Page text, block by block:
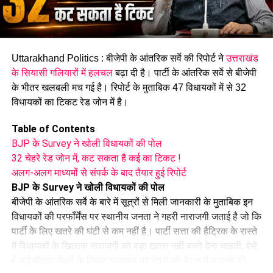
Uttarakhand Politics : बीजेपी के आंतरिक सर्वे की रिपोर्ट नेउत्तराखंड
के सियासी गलियारों में हलचलबढ़ा दी है। पार्टी के आंतरिक सर्वे से बीजेपी
के भीतर खलबली मच गई है। रिपोर्ट के मुताबिक 47 विधायकों में से 32
विधायकों का टिकट रेड जोन में है।
Table of Contents
BJP के Survey ने खोली विधायकों की पोल
32 चेहरे रेड जोन में, कट सकता है कई का टिकट !
अलग-अलग माध्यमों से संपर्क के बाद तैयार हुई रिपोर्ट
BJP के Survey ने खोली विधायकों की पोल
बीजेपी के आंतरिक सर्वे के बारे में सूत्रों से मिली जानकारी के मुताबिक इन
विधायकों की परर्फॉर्मेंस पर स्थानीय जनता ने गहरी नाराजगी जताई है जो कि
पार्टी के लिए खतरे की घंटी से कम नहीं है। पार्टी सत्ता की हैट्रिक के रास्ते
में विधायकों के खिलाफ नाराजगी को बड़ा खतरा नहीं बनने देना चाहती, ऐसे